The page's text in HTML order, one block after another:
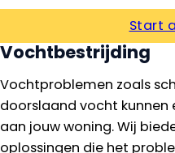
Start
Vochtbestrijding
Vochtproblemen zoals
doorslaand vocht
aan jouw woning. Wij
oplossingen die het